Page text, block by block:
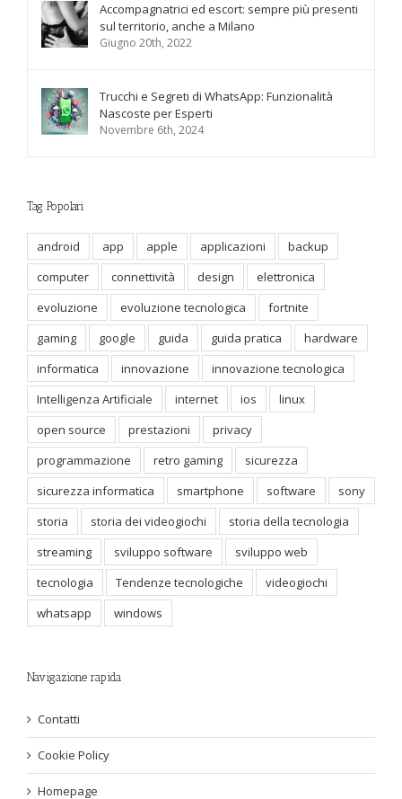
Accompagnatrici ed escort: sempre più presenti
sul territorio, anche a Milano
Giugno 20th, 2022
Trucchi e Segreti di WhatsApp: Funzionalità
Nascoste per Esperti
Novembre 6th, 2024
Tag Popolari
android app apple applicazioni
backup
computer
connettività design
elettronica
evoluzione
evoluzione tecnologica
fortnite
gaming
google guida guida pratica
hardware
informatica
innovazione
innovazione tecnologica
Intelligenza Artificiale
internet ios
linux
open source
prestazioni
privacy
programmazione
retro gaming
sicurezza
sicurezza informatica
smartphone software
sony
storia
storia dei videogiochi
storia della tecnologia
streaming
sviluppo software
sviluppo web
tecnologia
Tendenze tecnologiche
videogiochi
whatsapp
windows
Navigazione rapida
Contatti
Cookie Policy
Homepage